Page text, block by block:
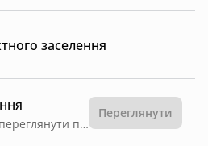
заселення
Оберіть дати, щоб переглянути правила
Переглянути